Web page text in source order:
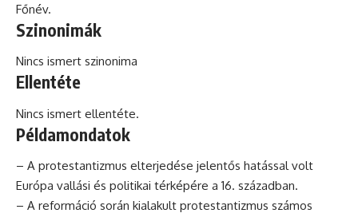
Főnév.
Szinonimák
Nincs ismert szinonima
Ellentéte
Nincs ismert ellentéte.
Példamondatok
– A protestantizmus elterjedése jelentős hatással volt
Európa vallási és politikai térképére a 16. században.
– A reformáció során kialakult protestantizmus számos